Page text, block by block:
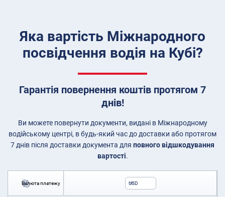
Яка вартість Міжнародного
посвідчення водія на Кубі?
Гарантія повернення коштів протягом 7
днів!
Ви можете повернути документи, видані в Міжнародному
водійському центрі, в будь-який час до доставки або протягом
7 днів після доставки документа для повного відшкодування
вартості.
Валюта платежу USD